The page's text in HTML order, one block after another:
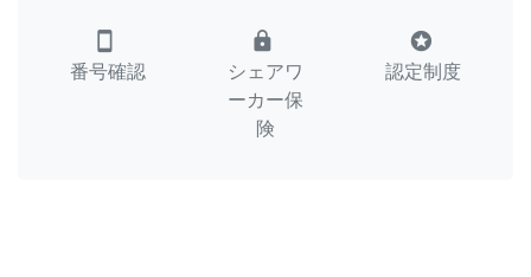
smartphone
番号確認
lock
シェアワ
ーカー保
険
stars
認定制度